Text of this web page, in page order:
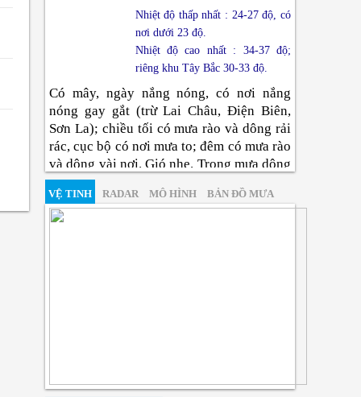
Nhiệt độ thấp nhất : 24-27 độ, có
nơi dưới 23 độ.
Nhiệt độ cao nhất : 34-37 độ;
riêng khu Tây Bắc 30-33 độ.
Có mây, ngày nắng nóng, có nơi nắng
nóng gay gắt (trừ Lai Châu, Điện Biên,
Sơn La); chiều tối có mưa rào và dông rải
rác, cục bộ có nơi mưa to; đêm có mưa rào
và dông vài nơi. Gió nhẹ. Trong mưa dông
có khả năng xảy ra lốc, sét, mưa đá và gió
giật mạnh.
rào và dông rải rác; đêm có mưa rào và
VỆ TINH RADAR MÔ HÌNH BẢN ĐỒ MƯA